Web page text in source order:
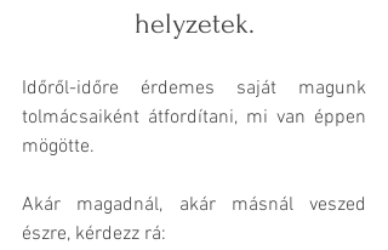
helyzetek.
Időről-időre érdemes saját magunk
tolmácsaiként átfordítani, mi van éppen
mögötte.
Akár magadnál, akár másnál veszed
észre, kérdezz rá: